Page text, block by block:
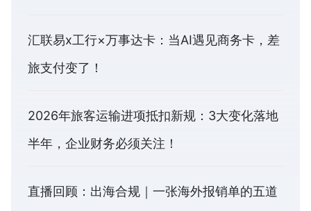
汇联易x工行×万事达卡：当AI遇见商务卡，差
旅支付变了！
2026年旅客运输进项抵扣新规：3大变化落地
半年，企业财务必须关注！
直播回顾：出海合规｜一张海外报销单的五道